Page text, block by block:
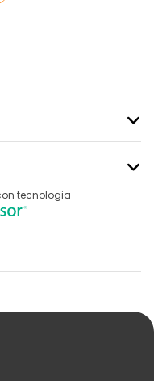
tecnologia